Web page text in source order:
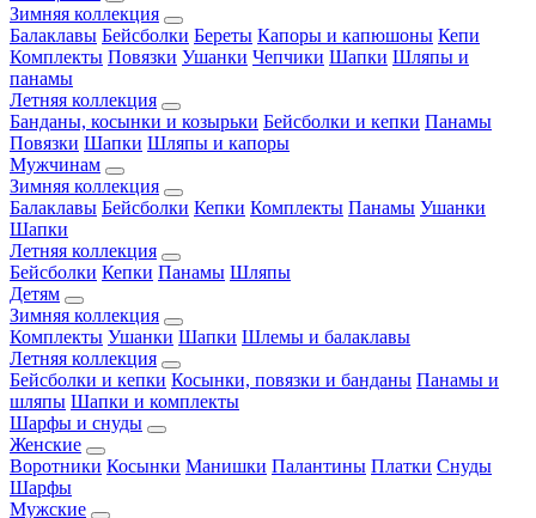
Зимняя коллекция
Балаклавы Бейсболки Береты Капоры и капюшоны Кепи
Комплекты Повязки Ушанки Чепчики Шапки Шляпы и
панамы
Летняя коллекция
Банданы, косынки и козырьки Бейсболки и кепки Панамы
Повязки Шапки Шляпы и капоры
Мужчинам
Зимняя коллекция
Балаклавы Бейсболки Кепки Комплекты Панамы Ушанки
Шапки
Летняя коллекция
Бейсболки Кепки Панамы Шляпы
Детям
Зимняя коллекция
Комплекты Ушанки Шапки Шлемы и балаклавы
Летняя коллекция
Бейсболки и кепки Косынки, повязки и банданы Панамы и
шляпы Шапки и комплекты
Шарфы и снуды
Женские
Воротники Косынки Манишки Палантины Платки Снуды
Шарфы
Мужские